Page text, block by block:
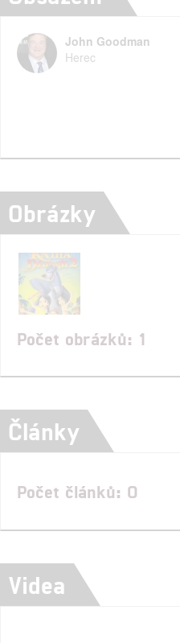
John Goodman
Herec
Obrázky
Počet obrázků: 1
Články
Počet článků: 0
Videa